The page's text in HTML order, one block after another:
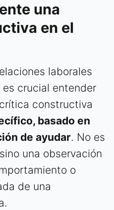
una
en el
laborales
crucial entender
constructiva
basado en
de ayudar. No es
una observación
o
de una